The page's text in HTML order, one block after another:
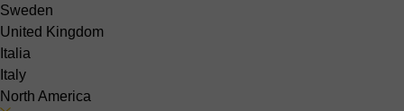
Sweden
United Kingdom
Italia
Italy
North America